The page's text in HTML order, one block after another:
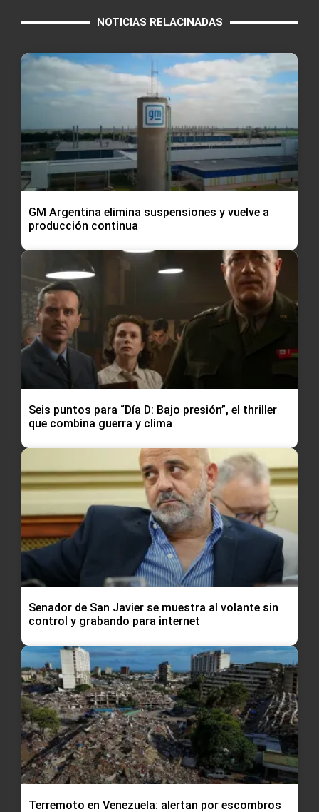
NOTICIAS RELACINADAS
GM Argentina elimina suspensiones y vuelve a
producción continua
Seis puntos para “Día D: Bajo presión”, el thriller
que combina guerra y clima
Senador de San Javier se muestra al volante sin
control y grabando para internet
Terremoto en Venezuela: alertan por escombros